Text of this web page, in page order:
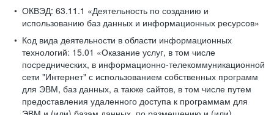
ОКВЭД: 63.11.1 «Деятельность по созданию и
использованию баз данных и информационных ресурсов»
Код вида деятельности в области информационных
технологий: 15.01 «Оказание услуг, в том числе
посреднических, в информационно-телекоммуникационной
сети "Интернет" с использованием собственных программ
для ЭВМ, баз данных, а также сайтов, в том числе путем
предоставления удаленного доступа к программам для